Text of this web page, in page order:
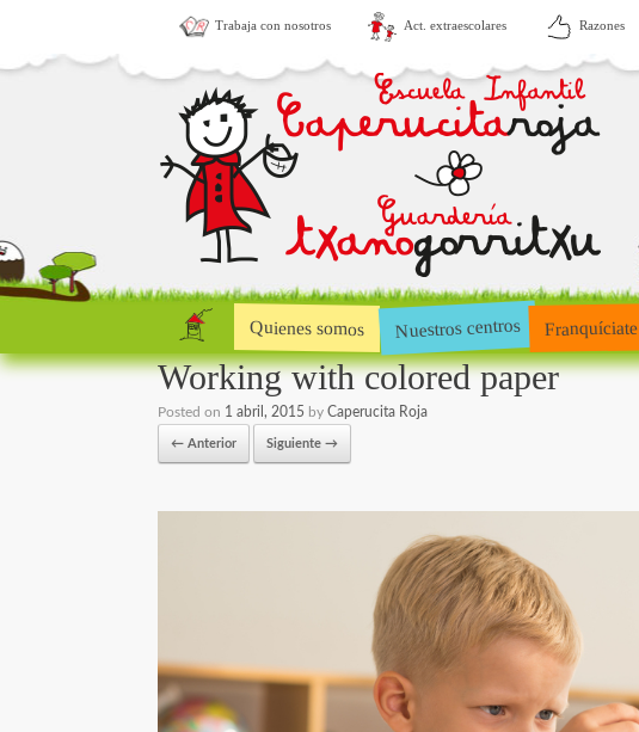
Trabaja con nosotros Act. extraescolares Razones
Quienes somos Nuestros centros Franquíciate
Working with colored paper
Posted on 1 abril, 2015 by Caperucita Roja
← Anterior Siguiente →